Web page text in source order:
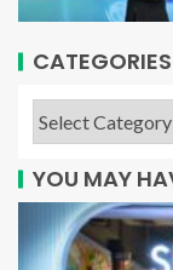
CATEGORIES
YOU MAY